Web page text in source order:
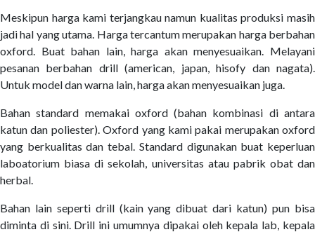
Meskipun harga kami terjangkau namun kualitas produksi masih
jadi hal yang utama. Harga tercantum merupakan harga berbahan
oxford. Buat bahan lain, harga akan menyesuaikan. Melayani
pesanan berbahan drill (american, japan, hisofy dan nagata).
Untuk model dan warna lain, harga akan menyesuaikan juga.
Bahan standard memakai oxford (bahan kombinasi di antara
katun dan poliester). Oxford yang kami pakai merupakan oxford
yang berkualitas dan tebal. Standard digunakan buat keperluan
laboatorium biasa di sekolah, universitas atau pabrik obat dan
herbal.
Bahan lain seperti drill (kain yang dibuat dari katun) pun bisa
diminta di sini. Drill ini umumnya dipakai oleh kepala lab, kepala